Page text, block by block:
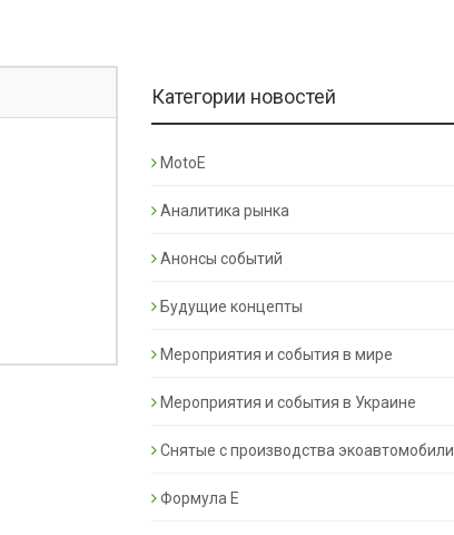
Категории новостей
MotoE
Аналитика рынка
Анонсы событий
Будущие концепты
Мероприятия и события в мире
Мероприятия и события в Украине
Снятые с производства экоавтомобили
Формула Е